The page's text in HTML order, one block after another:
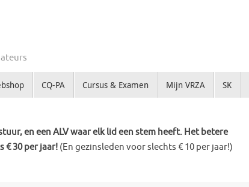
CQ-PA Cursus & Examen Mijn VRZA SK
en een ALV waar elk lid een stem heeft. Het betere
€ 30 per jaar! (En gezinsleden voor slechts € 10 per jaar!)